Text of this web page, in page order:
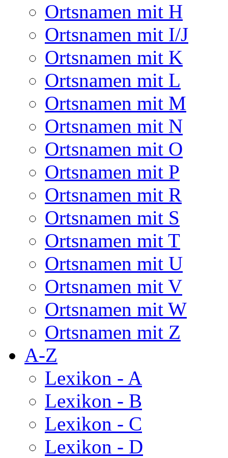
Ortsnamen mit H
Ortsnamen mit I/J
Ortsnamen mit K
Ortsnamen mit L
Ortsnamen mit M
Ortsnamen mit N
Ortsnamen mit O
Ortsnamen mit P
Ortsnamen mit R
Ortsnamen mit S
Ortsnamen mit T
Ortsnamen mit U
Ortsnamen mit V
Ortsnamen mit W
Ortsnamen mit Z
A-Z
Lexikon - A
Lexikon - B
Lexikon - C
Lexikon - D